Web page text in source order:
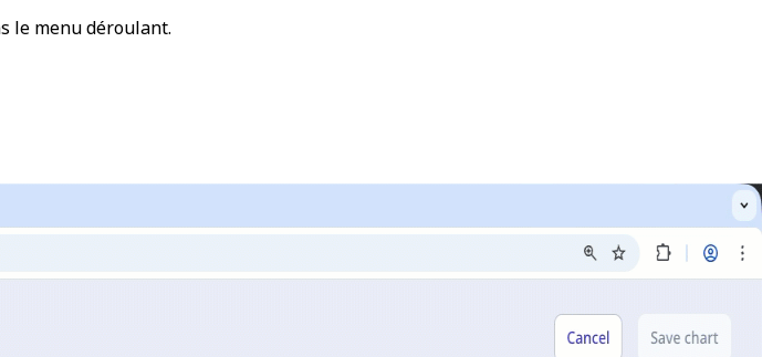
le menu déroulant.